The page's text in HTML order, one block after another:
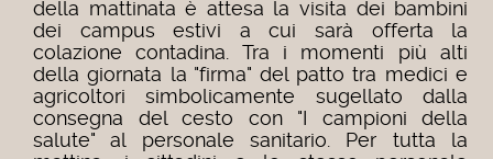
della mattinata è attesa la visita dei bambini
dei campus estivi a cui sarà offerta la
colazione contadina. Tra i momenti più alti
della giornata la "firma" del patto tra medici e
agricoltori simbolicamente sugellato dalla
consegna del cesto con "I campioni della
salute" al personale sanitario. Per tutta la